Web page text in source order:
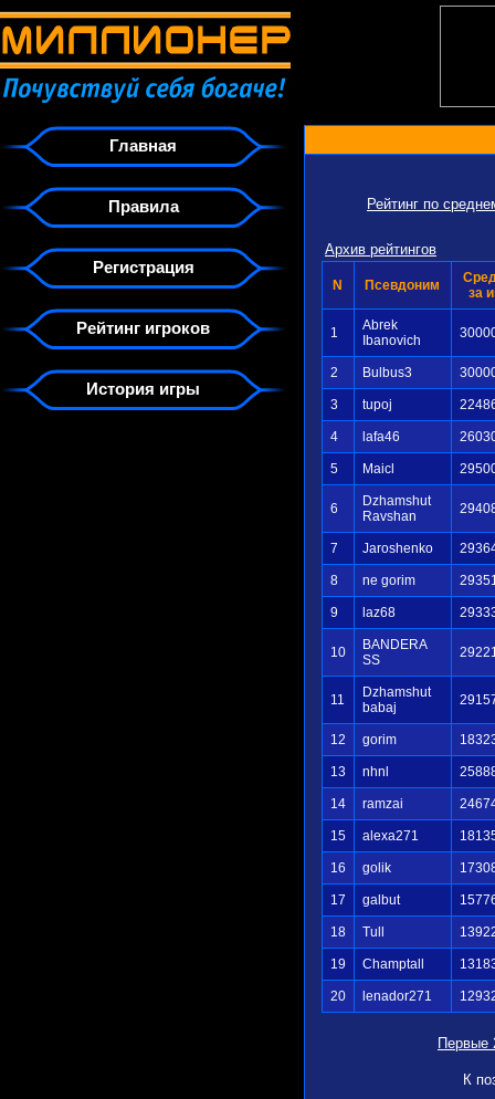
Главная
Правила
Регистрация
Рейтинг игроков
История игры
Рейтинг по
Архив рейтингов
N Псевдоним
за
1
Abrek
Ibanovich
2 Bulbus3
3 tupoj
4 lafa46
5 Maicl
6
Dzhamshut
Ravshan
7 Jaroshenko
8 ne gorim
9 laz68
10
BANDERA
SS
11
Dzhamshut
babaj
12 gorim
13 nhnl
14 ramzai
15 alexa271
16 golik
17 galbut
18 Tull
19 Champtall
20 lenador271
Первые
К